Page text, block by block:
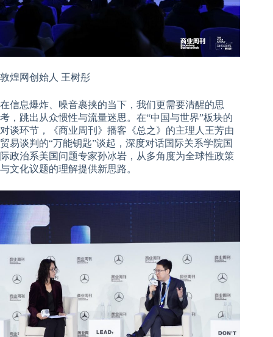
敦煌网创始人 王树彤
在信息爆炸、噪音裹挟的当下，我们更需要清醒的思
考，跳出从众惯性与流量迷思。在“中国与世界”板块的
对谈环节，《商业周刊》播客《总之》的主理人王芳由
贸易谈判的“万能钥匙”谈起，深度对话国际关系学院国
际政治系美国问题专家孙冰岩，从多角度为全球性政策
与文化议题的理解提供新思路。